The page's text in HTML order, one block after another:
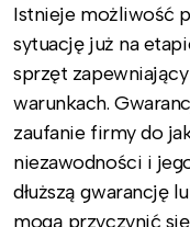
Istnieje możliwość
sytuację już na
sprzęt
warunkach.
zaufanie firmy do
niezawodności i
dłuższą gwarancję
mogą przyczynić